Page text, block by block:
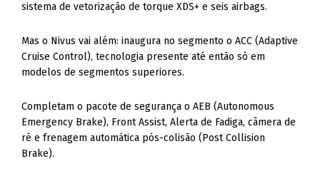
sistema de vetorização de torque XDS+ e seis airbags.
Mas o Nivus vai além: inaugura no segmento o ACC (Adaptive
Cruise Control), tecnologia presente até então só em
modelos de segmentos superiores.
Completam o pacote de segurança o AEB (Autonomous
Emergency Brake), Front Assist, Alerta de Fadiga, câmera de
ré e frenagem automática pós-colisão (Post Collision
Brake).